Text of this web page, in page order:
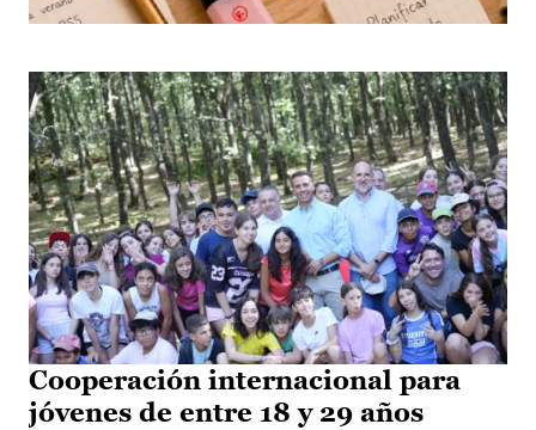
Cooperación internacional para
jóvenes de entre 18 y 29 años